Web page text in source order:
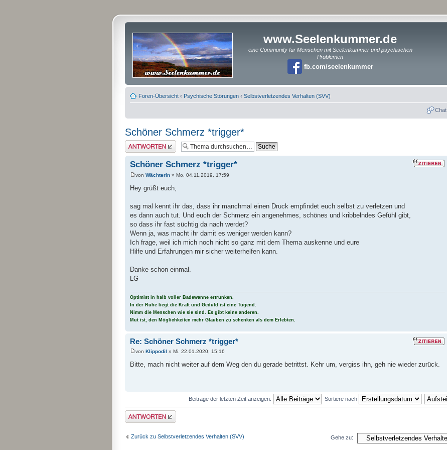
www.Seelenkummer.de
eine Community für Menschen mit Seelenkummer und psychischen
Problemen
fb.com/seelenkummer
Foren-Übersicht ‹ Psychische Störungen ‹ Selbstverletzendes Verhalten (SVV)
Chat
Schöner Schmerz *trigger*
Antwort erstellen
Schöner Schmerz *trigger*
von Wächterin » Mo. 04.11.2019, 17:59
Hey grüßt euch,
sag mal kennt ihr das, dass ihr manchmal einen Druck empfindet euch selbst zu verletzen und
es dann auch tut. Und euch der Schmerz ein angenehmes, schönes und kribbelndes Gefühl gibt,
so dass ihr fast süchtig da nach werdet?
Wenn ja, was macht ihr damit es weniger werden kann?
Ich frage, weil ich mich noch nicht so ganz mit dem Thema auskenne und eure
Hilfe und Erfahrungen mir sicher weiterhelfen kann.
Danke schon einmal.
LG
Optimist in halb voller Badewanne ertrunken.
In der Ruhe liegt die Kraft und Geduld ist eine Tugend.
Nimm die Menschen wie sie sind. Es gibt keine anderen.
Mut ist, den Möglichkeiten mehr Glauben zu schenken als dem Erlebten.
Re: Schöner Schmerz *trigger*
von Klippodil » Mi. 22.01.2020, 15:16
Bitte, mach nicht weiter auf dem Weg den du gerade betrittst. Kehr um, vergiss ihn, geh nie wieder zurück.
Beiträge der letzten Zeit anzeigen: Sortiere nach
Antwort erstellen
Zurück zu Selbstverletzendes Verhalten (SVV) Gehe zu: